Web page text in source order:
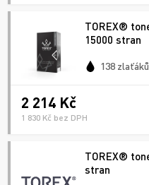
TOREX®
15000 stran
138 zlaťáků
2 214 Kč
1 830 Kč bez DPH
TOREX®
stran